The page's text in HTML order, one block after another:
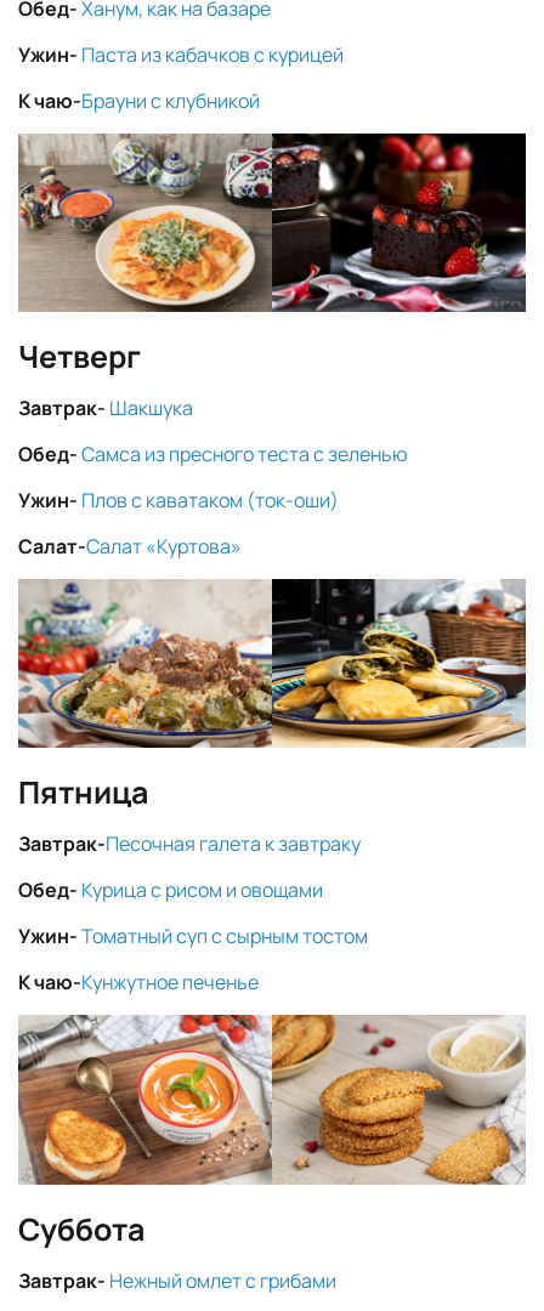
Обед-Ханум, как на базаре
Ужин- Паста из кабачков с курицей
К чаю-Брауни с клубникой
Четверг
Завтрак- Шакшука
Обед-Самса из пресного теста с зеленью
Ужин- Плов с каватаком (ток-оши)
Салат-Салат «Куртова»
Пятница
Завтрак-Песочная галета к завтраку
Обед- Курица с рисом и овощами
Ужин-Томатный суп с сырным тостом
К чаю-Кунжутное печенье
Суббота
Завтрак- Нежный омлет с грибами